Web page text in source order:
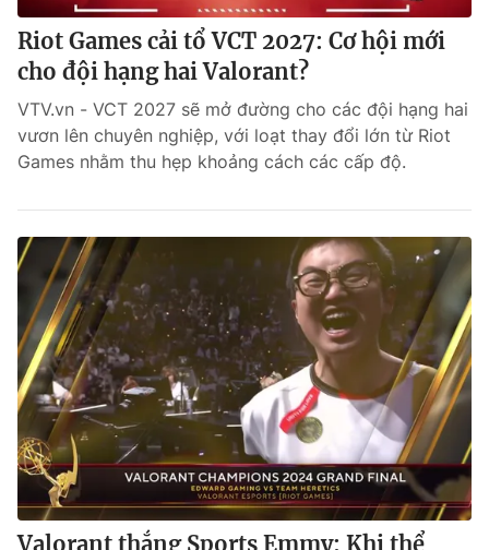
Riot Games cải tổ VCT 2027: Cơ hội mới
cho đội hạng hai Valorant?
VTV.vn - VCT 2027 sẽ mở đường cho các đội hạng hai
vươn lên chuyên nghiệp, với loạt thay đổi lớn từ Riot
Games nhằm thu hẹp khoảng cách các cấp độ.
Valorant thắng Sports Emmy: Khi thể